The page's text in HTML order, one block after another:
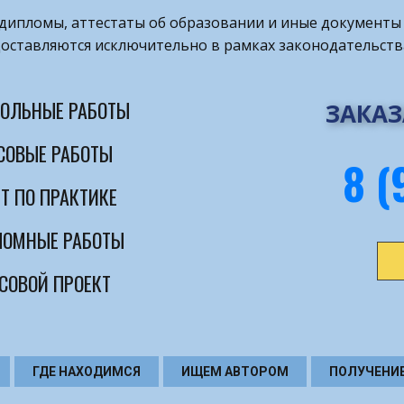
аттестаты об образовании и иные документы
исключительно в рамках
8
РАБОТЫ
РАБОТЫ
ПО ПРАКТИКЕ
РАБОТЫ
ПРОЕКТ
ГДЕ НАХОДИМСЯ ИЩЕМ АВТОРОМ